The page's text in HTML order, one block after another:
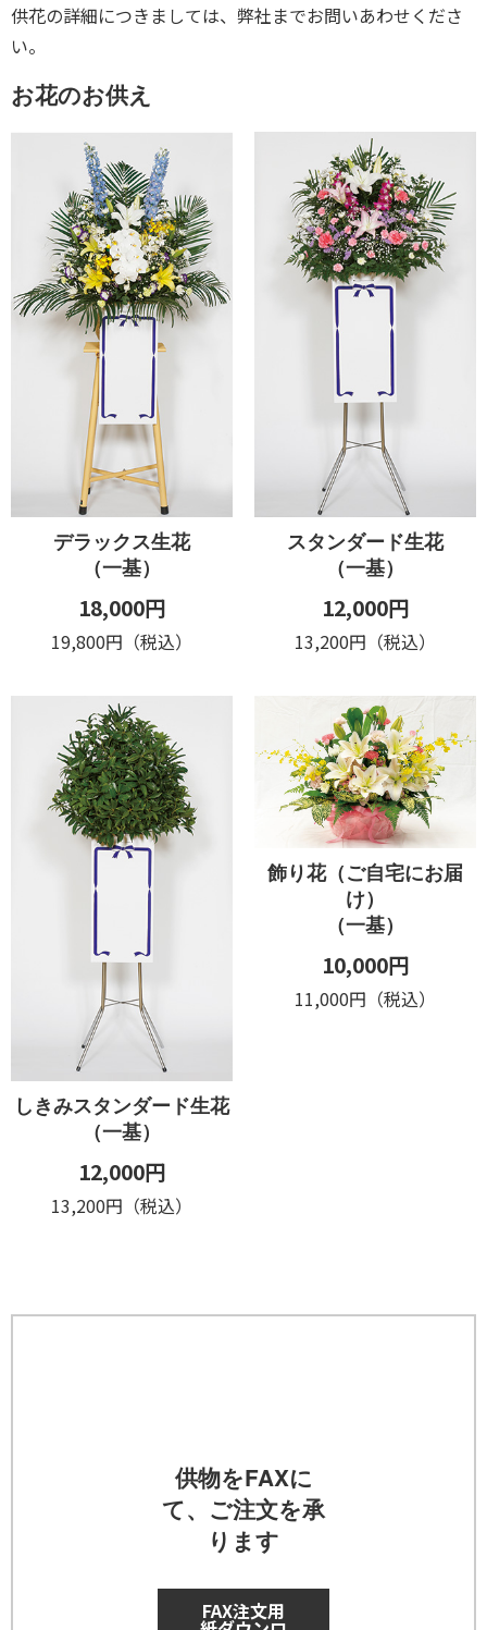
供花の詳細につきましては、弊社までお問いあわせくださ
い。
お花のお供え
デラックス生花
（一基）
18,000円
19,800円（税込）
スタンダード生花
（一基）
12,000円
13,200円（税込）
しきみスタンダード生花
（一基）
12,000円
13,200円（税込）
飾り花（ご自宅にお届
け）
（一基）
10,000円
11,000円（税込）
供物をFAXに
て、ご注文を承
ります
FAX注文用